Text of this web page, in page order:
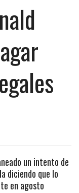
un intento de
diciendo que lo
en agosto